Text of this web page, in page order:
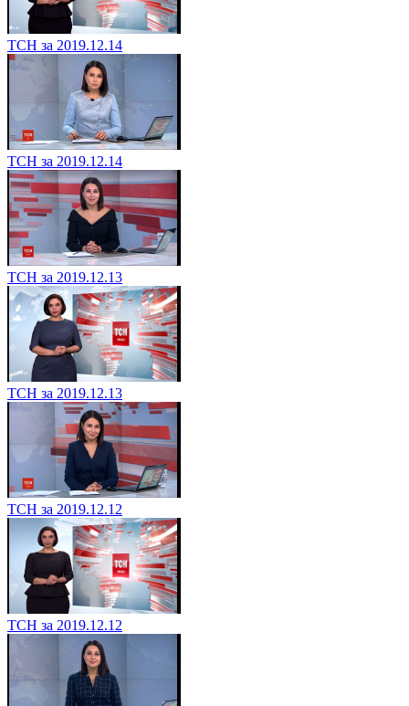
ТСН за 2019.12.14
ТСН за 2019.12.14
ТСН за 2019.12.13
ТСН за 2019.12.13
ТСН за 2019.12.12
ТСН за 2019.12.12